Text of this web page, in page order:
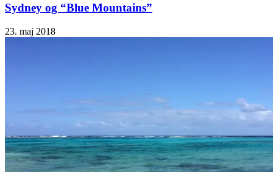
Sydney og “Blue Mountains”
23. maj 2018